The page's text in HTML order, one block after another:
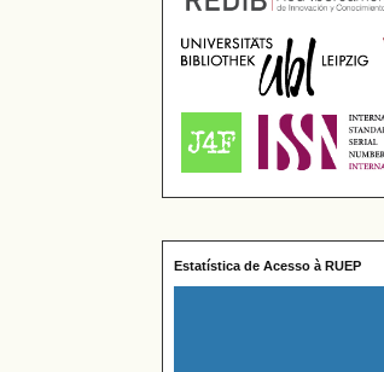
Estatística de Acesso à RUEP